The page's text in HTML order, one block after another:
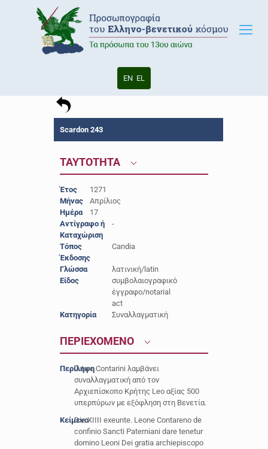
EN EL
Scardon 243
ΤΑΥΤΟΤΗΤΑ
Έτος
1271
Μήνας
Απρίλιος
Ημέρα
17
Αντίγραφο ή
Καταχώριση
-
Τόπος
Έκδοσης
Candia
Γλώσσα
λατινική/latin
Είδος
συμβολαιογραφικό
έγγραφο/notarial
act
Κατηγορία
Συναλλαγματική
ΠΕΡΙΕΧΟΜΕΝΟ
Περίληψη
Ο Leo Contarini λαμβάνει
συναλλαγματική από τον
Αρχιεπίσκοπο Κρήτης Leo αξίας 500
υπερπύρων με εξόφληση στη Βενετία.
ΚείμενοDie XIIII exeunte. Leone Contareno de
confinio Sancti Paterniani dare tenetur
domino Leoni Dei gratia archiepiscopo